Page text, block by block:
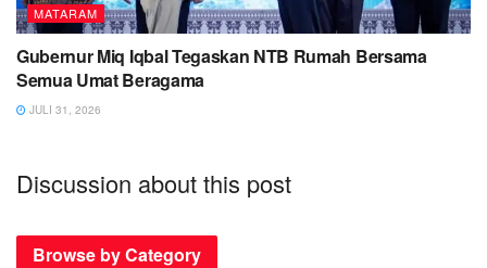
MATARAM
Gubernur Miq Iqbal Tegaskan NTB Rumah Bersama
Semua Umat Beragama
JULI 31, 2026
Discussion about this post
Browse by Category